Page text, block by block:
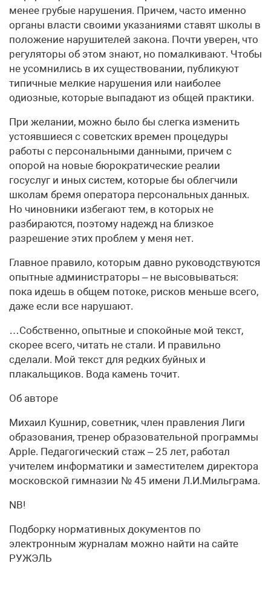
менее грубые нарушения. Причем, часто именно
органы власти своими указаниями ставят школы в
положение нарушителей закона. Почти уверен, что
регуляторы об этом знают, но помалкивают. Чтобы
не усомнились в их существовании, публикуют
типичные мелкие нарушения или наиболее
одиозные, которые выпадают из общей практики.
При желании, можно было бы слегка изменить
устоявшиеся с советских времен процедуры
работы с персональными данными, причем с
опорой на новые бюрократические реалии
госуслуг и иных систем, которые бы облегчили
школам бремя оператора персональных данных.
Но чиновники избегают тем, в которых не
разбираются, поэтому надежд на близкое
разрешение этих проблем у меня нет.
Главное правило, которым давно руководствуются
опытные администраторы – не высовываться:
пока идешь в общем потоке, рисков меньше всего,
даже если все нарушают.
…Собственно, опытные и спокойные мой текст,
скорее всего, читать не стали. И правильно
сделали. Мой текст для редких буйных и
плакальщиков. Вода камень точит.
Об авторе
Михаил Кушнир, советник, член правления Лиги
образования, тренер образовательной программы
Apple. Педагогический стаж – 25 лет, работал
учителем информатики и заместителем директора
московской гимназии № 45 имени Л.И.Мильграма.
NB!
Подборку нормативных документов по
электронным журналам можно найти на сайте
РУЖЭЛЬ